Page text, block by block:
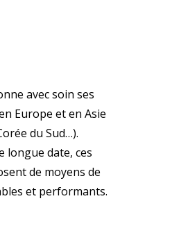
avec soin ses
Europe et en Asie
du Sud…).
longue date, ces
de moyens de
et performants.